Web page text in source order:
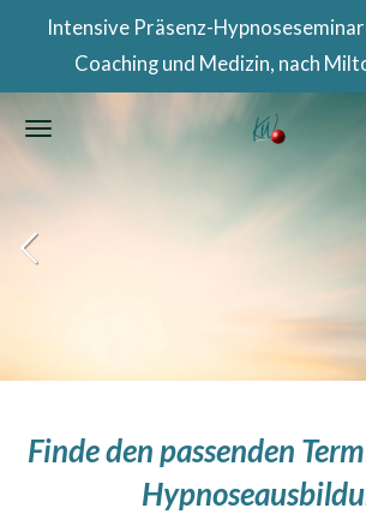
Hauptinhalt
springen
Intensive Präsenz-
Coaching und Medizin, nach
Finde den passenden